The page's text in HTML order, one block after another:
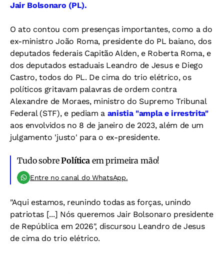
Jair Bolsonaro (PL).
O ato contou com presenças importantes, como a do
ex-ministro João Roma, presidente do PL baiano, dos
deputados federais Capitão Alden, e Roberta Roma, e
dos deputados estaduais Leandro de Jesus e Diego
Castro, todos do PL. De cima do trio elétrico, os
políticos gritavam palavras de ordem contra
Alexandre de Moraes, ministro do Supremo Tribunal
Federal (STF), e pediam a anistia "ampla e irrestrita"
aos envolvidos no 8 de janeiro de 2023, além de um
julgamento 'justo' para o ex-presidente.
Tudo sobrePolíticaem primeira mão!
Entre no canal do WhatsApp.
"Aqui estamos, reunindo todas as forças, unindo
patriotas [...] Nós queremos Jair Bolsonaro presidente
de República em 2026", discursou Leandro de Jesus
de cima do trio elétrico.